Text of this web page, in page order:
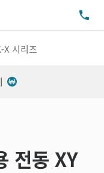
X 시리즈
전동 XY